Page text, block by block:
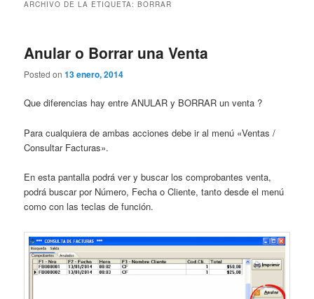
ARCHIVO DE LA ETIQUETA:BORRAR
Anular o Borrar una Venta
Posted on13 enero, 2014
Que diferencias hay entre ANULAR y BORRAR un venta ?
Para cualquiera de ambas acciones debe ir al menú «Ventas /
Consultar Facturas».
En esta pantalla podrá ver y buscar los comprobantes venta,
podrá buscar por Número, Fecha o Cliente, tanto desde el menú
como con las teclas de función.